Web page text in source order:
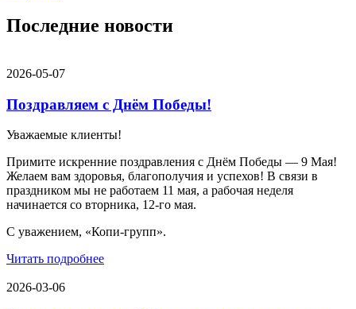
Последние новости
2026-05-07
Поздравляем с Днём Победы!
Уважаемые клиенты!
Примите искренние поздравления с Днём Победы — 9 Мая!
Желаем вам здоровья, благополучия и успехов! В связи в
праздником мы не работаем 11 мая, а рабочая неделя
начинается со вторника, 12-го мая.
С уважением, «Копи-групп».
Читать подробнее
2026-03-06